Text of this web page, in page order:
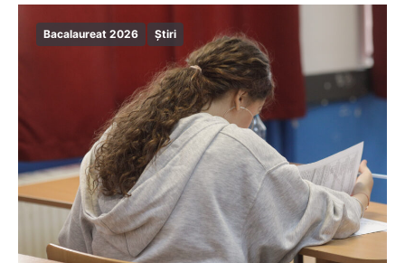
Bacalaureat 2026 Știri